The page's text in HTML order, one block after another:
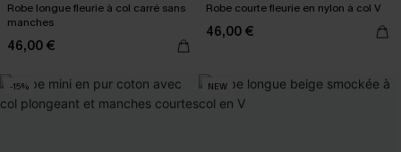
Robe longue fleurie à col carré sans
manches
46,00 €
Robe courte fleurie en nylon à col V
46,00 €
-15% NEW